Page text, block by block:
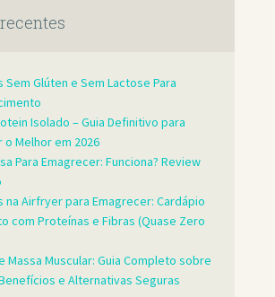
Sem Glúten e Sem Lactose Para
Isolado – Guia Definitivo para
o Melhor em 2026
Para Emagrecer: Funciona? Review
na Airfryer para Emagrecer: Cardápio
com Proteínas e Fibras (Quase Zero
Massa Muscular: Guia Completo sobre
e Alternativas Seguras